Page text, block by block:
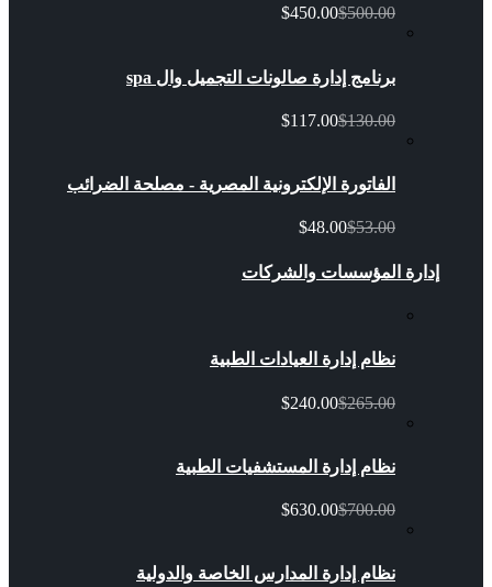
$450.00$500.00
برنامج إدارة صالونات التجميل وال spa
$117.00$130.00
الفاتورة الإلكترونية المصرية - مصلحة الضرائب
$48.00$53.00
إدارة المؤسسات والشركات
نظام إدارة العيادات الطبية
$240.00$265.00
نظام إدارة المستشفيات الطبية
$630.00$700.00
نظام إدارة المدارس الخاصة والدولية